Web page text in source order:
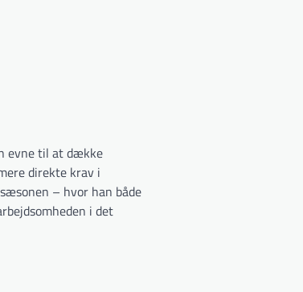
evne til at dække
direkte krav i
– hvor han både
i det